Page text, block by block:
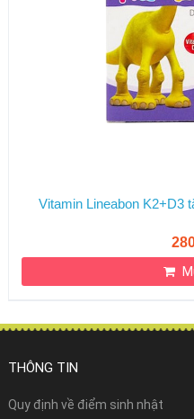
Vitamin Lineabon K2+D3
THÔNG TIN
Quy định về điểm sinh nhật